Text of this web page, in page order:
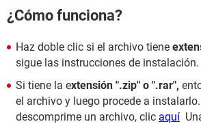
¿Cómo funciona?
Haz doble clic si el archivo tiene
sigue las instrucciones de instalación.
Si tiene la extensión ".zip" o ".rar",
el archivo y luego procede a
descomprime un archivo, clic aquí